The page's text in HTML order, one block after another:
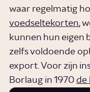
waar regelmatig
voedseltekorten,
kunnen hun eigen
zelfs voldoende
export. Voor zijn
Borlaug in 1970 de